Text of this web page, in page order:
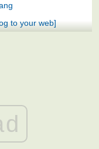
to your web]